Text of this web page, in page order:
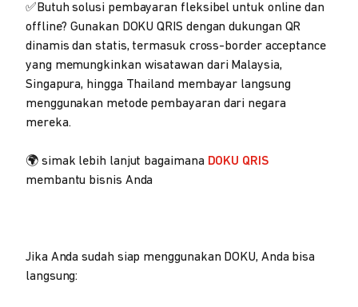
✅Butuh solusi pembayaran fleksibel untuk online dan
offline? Gunakan DOKU QRIS dengan dukungan QR
dinamis dan statis, termasuk cross-border acceptance
yang memungkinkan wisatawan dari Malaysia,
Singapura, hingga Thailand membayar langsung
menggunakan metode pembayaran dari negara
mereka.
🌍 simak lebih lanjut bagaimana DOKU QRIS
membantu bisnis Anda
Jika Anda sudah siap menggunakan DOKU, Anda bisa
langsung: